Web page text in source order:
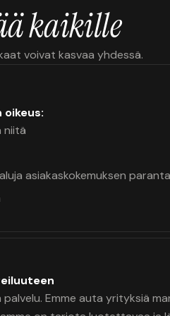
kaikille
voivat kasvaa yhdessä.
oikeus:
niitä
asiakaskokemuksen
Emme auta yrityksiä